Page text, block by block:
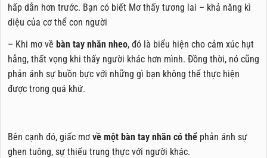
hấp dẫn hơn trước. Bạn có biết Mơ thấy tương lai – khả năng kì
diệu của cơ thể con người
– Khi mơ về bàn tay nhăn nheo, đó là biểu hiện cho cảm xúc hụt
hẫng, thất vọng khi thấy người khác hơn mình. Đồng thời, nó cũng
phản ánh sự buồn bực với những gì bạn không thể thực hiện
được trong quá khứ.
Bên cạnh đó, giấc mơ về một bàn tay nhăn có thể phản ánh sự
ghen tuông, sự thiếu trung thực với người khác.